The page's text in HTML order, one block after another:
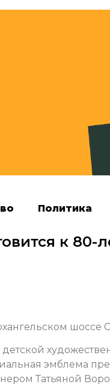
Политика
к
шоссе
эмблема
Татьяной